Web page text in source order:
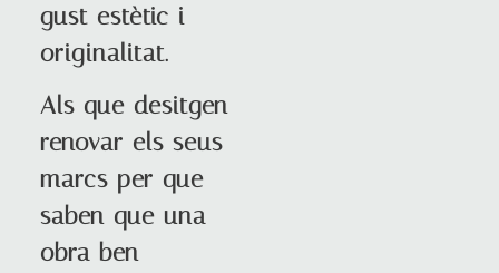
gust estètic i
originalitat.
Als que desitgen
renovar els seus
marcs per que
saben que una
obra ben